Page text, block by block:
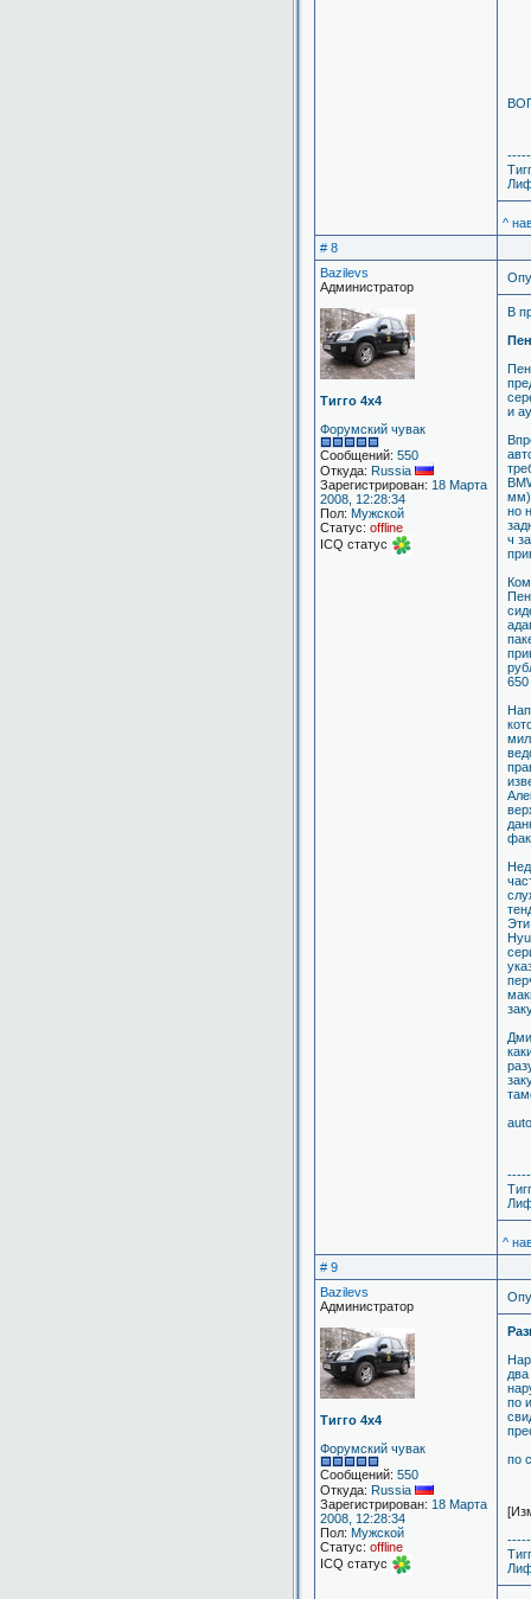
^
# 8
Bazilevs
Администратор
Тигго 4х4
Форумский чувак
Сообщений: 550
Откуда: Russia
Зарегистрирован: 18 Марта
2008, 12:28:34
Пол: Мужской
Статус: offline
ICQ статус
В
и
но
ч
650
Эти
^
# 9
Bazilevs
Администратор
Тигго 4х4
Форумский чувак
Сообщений: 550
Откуда: Russia
Зарегистрирован: 18 Марта
2008, 12:28:34
Пол: Мужской
Статус: offline
ICQ статус
по
по